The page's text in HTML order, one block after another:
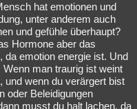
Neue Geschlossen
hat emotionen und
unter anderem auch
und gefühle überhaupt?
Hormone aber das
da emotion energie ist. Und
man traurig ist weint
und wenn du verärgert bist
oder Beleidigungen
musst du halt lachen, da